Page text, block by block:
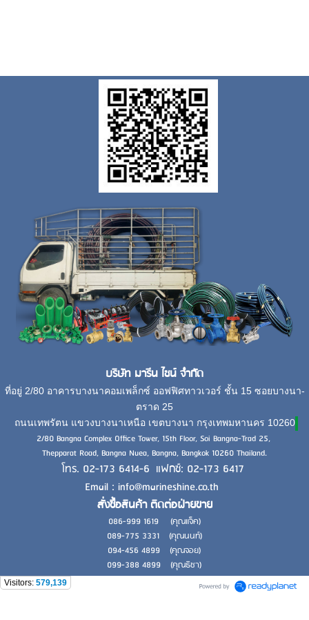
บริษัท มารีน ไชน์ จำกัด
ที่อยู่ 2/80 อาคารบางนาคอมเพล็กซ์ ออฟฟิศทาวเวอร์ ชั้น 15 ซอยบางนา-
ตราด 25
ถนนเทพรัตน แขวงบางนาเหนือ เขตบางนา กรุงเทพมหานคร 10260
2/80 Bangna Complex Office Tower, 15th Floor, Soi Bangna-Trad 25,
Thepparat Road, Bangna Nuea, Bangna, Bangkok 10260 Thailand.
โทร. 02-173 6414-6 แฟกซ์: 02-173 6417
Email : info@marineshine.co.th
สั่งซื้อสินค้า ติดต่อฝ่ายขาย
086-999 1619 (คุณแจ็ค)
089-775 3331 (คุณนนท์)
094-456 4899 (คุณจอย)
099-388 4899 (คุณธิชา)
Visitors: 579,139